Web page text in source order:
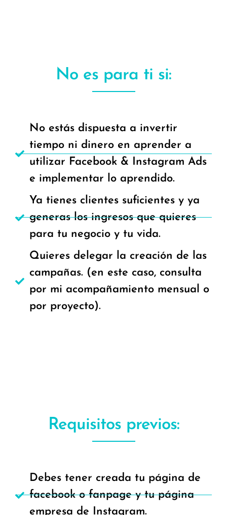
No es para ti si:
No estás dispuesta a invertir
tiempo ni dinero en aprender a
utilizar Facebook & Instagram Ads
e implementar lo aprendido.
Ya tienes clientes suficientes y ya
generas los ingresos que quieres
para tu negocio y tu vida.
Quieres delegar la creación de las
campañas. (en este caso, consulta
por mi acompañamiento mensual o
por proyecto).
Requisitos previos:
Debes tener creada tu página de
facebook o fanpage y tu página
empresa de Instagram.